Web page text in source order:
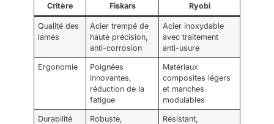
Critère Fiskars Ryobi
Qualité des
lames
Acier trempé de
haute précision,
anti-corrosion
Acier inoxydable
avec traitement
anti-usure
Ergonomie
Poignées
innovantes,
réduction de la
fatigue
Matériaux
composites légers
et manches
modulables
Durabilité
Robuste,
Résistant,